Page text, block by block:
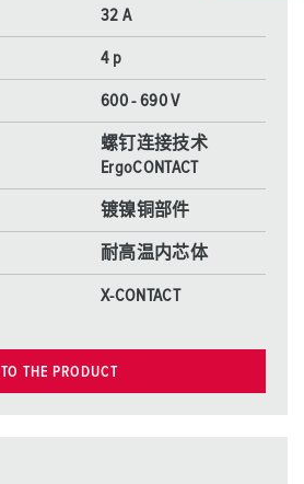
32 A
4 p
600 - 690 V
螺钉连接技术
ErgoCONTACT
镀镍铜部件
耐高温内芯体
X-CONTACT
TO THE PRODUCT